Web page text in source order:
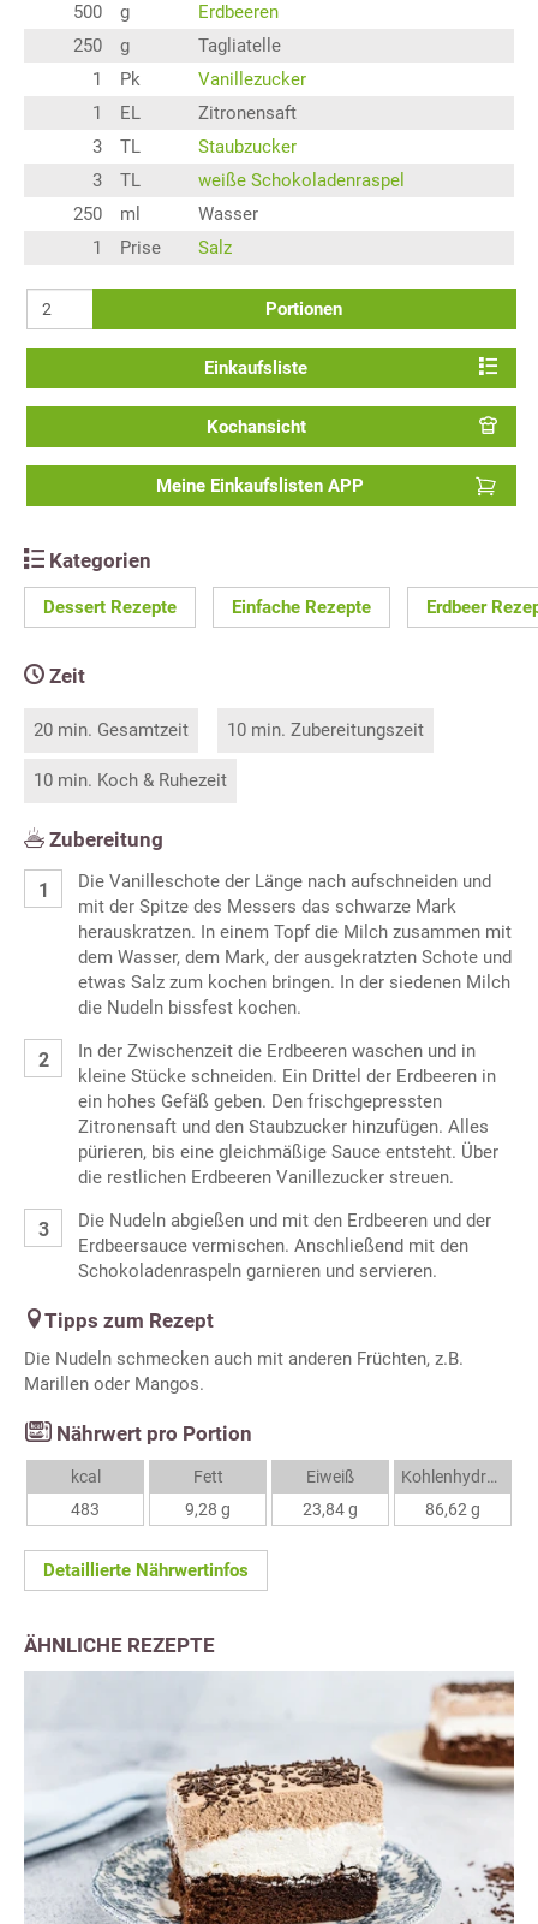
500
g
Erdbeeren
250
g
Tagliatelle
1
Pk
Vanillezucker
1
EL
Zitronensaft
3
TL
Staubzucker
3
TL
weiße Schokoladenraspel
250
ml
Wasser
1
Prise Salz
Portionen
Einkaufsliste
Kochansicht
Meine Einkaufslisten APP
Kategorien
Dessert Rezepte Einfache Rezepte Erdbeer
Zeit
20 min. Gesamtzeit 10 min. Zubereitungszeit
10 min. Koch & Ruhezeit
Zubereitung
Die Vanilleschote der Länge nach aufschneiden und
mit der Spitze des Messers das schwarze Mark
herauskratzen. In einem Topf die Milch zusammen mit
dem Wasser, dem Mark, der ausgekratzten Schote und
etwas Salz zum kochen bringen. In der siedenen Milch
die Nudeln bissfest kochen.
In der Zwischenzeit die Erdbeeren waschen und in
kleine Stücke schneiden. Ein Drittel der Erdbeeren in
ein hohes Gefäß geben. Den frischgepressten
Zitronensaft und den Staubzucker hinzufügen. Alles
pürieren, bis eine gleichmäßige Sauce entsteht. Über
die restlichen Erdbeeren Vanillezucker streuen.
Die Nudeln abgießen und mit den Erdbeeren und der
Erdbeersauce vermischen. Anschließend mit den
Schokoladenraspeln garnieren und servieren.
Tipps zum Rezept
Die Nudeln schmecken auch mit anderen Früchten, z.B.
Marillen oder Mangos.
Nährwert pro Portion
kcal
483
Fett
9,28 g
Eiweiß
23,84 g
Kohlenhydrate
86,62 g
Detaillierte Nährwertinfos
ÄHNLICHE REZEPTE